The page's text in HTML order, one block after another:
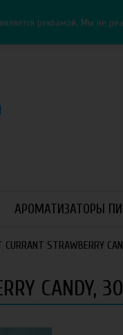
рекламой. Мы не
АРОМАТИЗАТОРЫ
CURRANT STRAWBERRY
CANDY,